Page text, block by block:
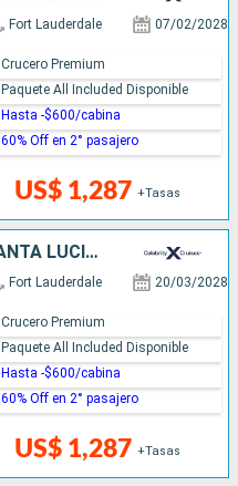
Fort Lauderdale 07/02/2028
US$ 1,287 +Tasas
Crucero Premium
Paquete All Included Disponible
Hasta -$600/cabina
60% Off en 2° pasajero
ESTADOS UNIDOS, ARUBA, SANTA LUCIA, PUERTO RICO, REPÚBLICA DOMINICANA
Fort Lauderdale 20/03/2028
US$ 1,287 +Tasas
Crucero Premium
Paquete All Included Disponible
Hasta -$600/cabina
60% Off en 2° pasajero